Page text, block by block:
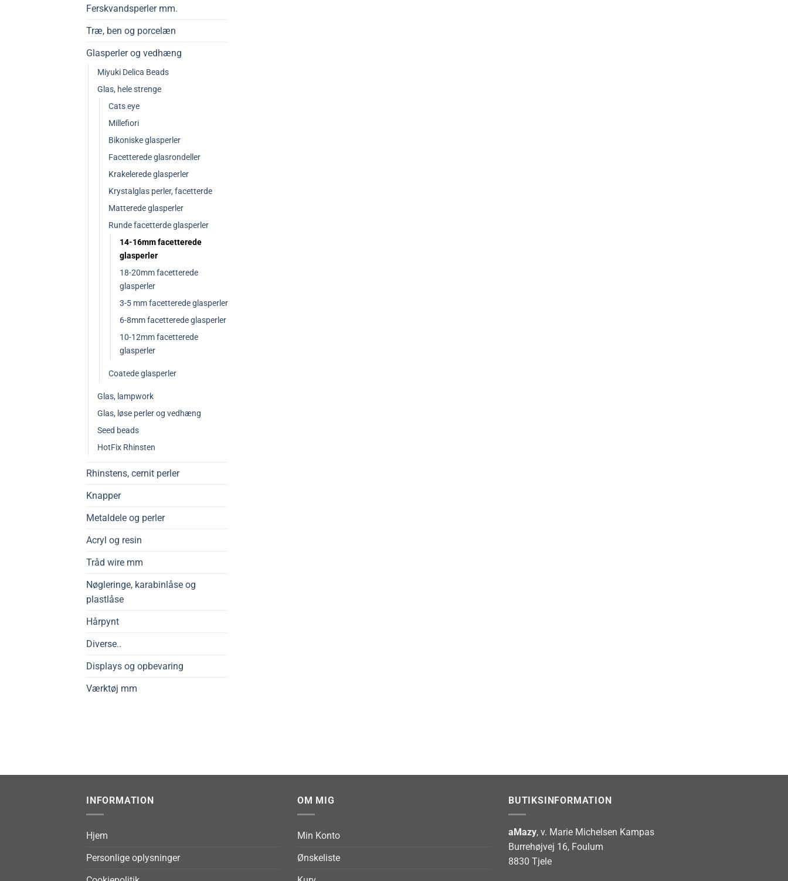
Ferskvandsperler mm.
Træ, ben og porcelæn
Glasperler og vedhæng
Miyuki Delica Beads
Glas, hele strenge
Cats eye
Millefiori
Bikoniske glasperler
Facetterede glasrondeller
Krakelerede glasperler
Krystalglas perler, facetterde
Matterede glasperler
Runde facetterde glasperler
14-16mm facetterede
glasperler
18-20mm facetterede
glasperler
3-5 mm facetterede glasperler
6-8mm facetterede glasperler
10-12mm facetterede
glasperler
Coatede glasperler
Glas, lampwork
Glas, løse perler og vedhæng
Seed beads
HotFix Rhinsten
Rhinstens, cernit perler
Knapper
Metaldele og perler
Acryl og resin
Tråd wire mm
Nøgleringe, karabinlåse og
plastlåse
Hårpynt
Diverse..
Displays og opbevaring
Værktøj mm
INFORMATION
Hjem
Personlige oplysninger
OM MIG
Min Konto
Ønskeliste
BUTIKSINFORMATION
aMazy, v. Marie Michelsen Kampas
Burrehøjvej 16, Foulum
8830 Tjele